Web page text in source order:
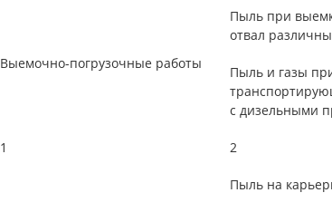
Выемочно-погрузочные работы
Пыль при
отвал
Пыль и газы
с дизельными
1 2
Пыль на